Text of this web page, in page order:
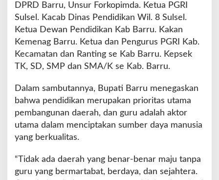
n
a
D
o
o
n
T
r
n
s
f
a
DPRD Barru, Unsur Forkopimda. Ketua PGRI
Sulsel. Kacab Dinas Pendidikan Wil. 8 Sulsel.
Ketua Dewan Pendidikan Kab Barru. Kakan
Kemenag Barru. Ketua dan Pengurus PGRI Kab.
Kecamatan dan Ranting se Kab Barru. Kepsek
TK, SD, SMP dan SMA/K se Kab. Barru.
Dalam sambutannya, Bupati Barru menegaskan
bahwa pendidikan merupakan prioritas utama
pembangunan daerah, dan guru adalah aktor
utama dalam menciptakan sumber daya manusia
yang berkualitas.
“Tidak ada daerah yang benar-benar maju tanpa
guru yang bermartabat, berdaya, dan sejahtera.